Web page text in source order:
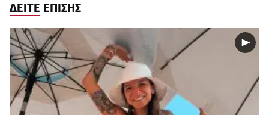
ΔΕΙΤΕ ΕΠΙΣΗΣ